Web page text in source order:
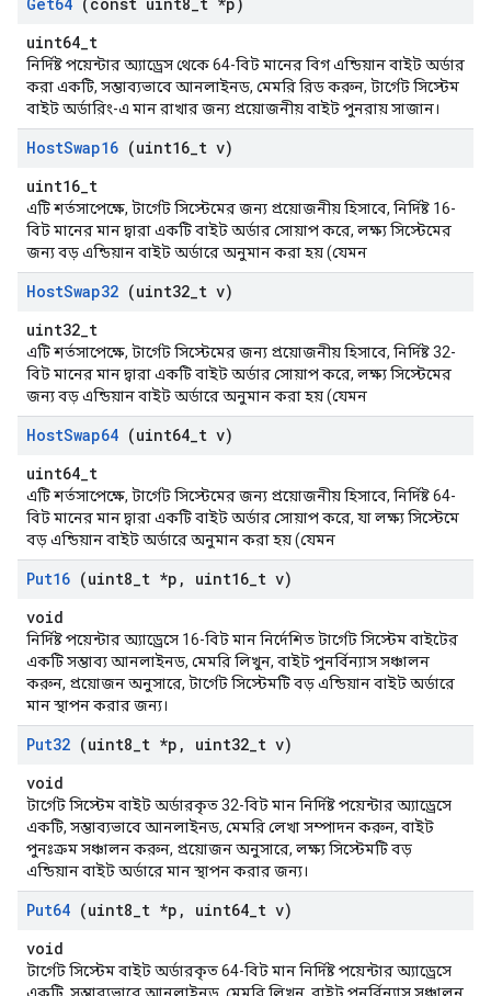
uint64_t
নির্দিষ্ট পয়েন্টার অ্যাড্রেস থেকে 64-বিট মানের বিগ এন্ডিয়ান বাইট অর্ডার
করা একটি, সম্ভাব্যভাবে আনলাইনড, মেমরি রিড করুন, টার্গেট সিস্টেম
বাইট অর্ডারিং-এ মান রাখার জন্য প্রয়োজনীয় বাইট পুনরায় সাজান।
HostSwap16 (uint16 t v)
uint16_t
এটি শর্তসাপেক্ষে, টার্গেট সিস্টেমের জন্য প্রয়োজনীয় হিসাবে, নির্দিষ্ট 16-
বিট মানের মান দ্বারা একটি বাইট অর্ডার সোয়াপ করে, লক্ষ্য সিস্টেমের
জন্য বড় এন্ডিয়ান বাইট অর্ডারে অনুমান করা হয় (যেমন
HostSwap32 (uint32 t v)
uint32_t
এটি শর্তসাপেক্ষে, টার্গেট সিস্টেমের জন্য প্রয়োজনীয় হিসাবে, নির্দিষ্ট 32-
বিট মানের মান দ্বারা একটি বাইট অর্ডার সোয়াপ করে, লক্ষ্য সিস্টেমের
জন্য বড় এন্ডিয়ান বাইট অর্ডারে অনুমান করা হয় (যেমন
HostSwap64 (uint64 t v)
uint64_t
এটি শর্তসাপেক্ষে, টার্গেট সিস্টেমের জন্য প্রয়োজনীয় হিসাবে, নির্দিষ্ট 64-
বিট মানের মান দ্বারা একটি বাইট অর্ডার সোয়াপ করে, যা লক্ষ্য সিস্টেমে
বড় এন্ডিয়ান বাইট অর্ডারে অনুমান করা হয় (যেমন
Put16 (uint8 t *p , uint16 t v)
void
নির্দিষ্ট পয়েন্টার অ্যাড্রেসে 16-বিট মান নির্দেশিত টার্গেট সিস্টেম বাইটের
একটি সম্ভাব্য আনলাইনড, মেমরি লিখুন, বাইট পুনর্বিন্যাস সঞ্চালন
করুন, প্রয়োজন অনুসারে, টার্গেট সিস্টেমটি বড় এন্ডিয়ান বাইট অর্ডারে
মান স্থাপন করার জন্য।
Put32 (uint8 t *p , uint32 t v)
void
টার্গেট সিস্টেম বাইট অর্ডারকৃত 32-বিট মান নির্দিষ্ট পয়েন্টার অ্যাড্রেসে
একটি, সম্ভাব্যভাবে আনলাইনড, মেমরি লেখা সম্পাদন করুন, বাইট
পুনঃক্রম সঞ্চালন করুন, প্রয়োজন অনুসারে, লক্ষ্য সিস্টেমটি বড়
এন্ডিয়ান বাইট অর্ডারে মান স্থাপন করার জন্য।
Put64 (uint8 t *p , uint64 t v)
void
টার্গেট সিস্টেম বাইট অর্ডারকৃত 64-বিট মান নির্দিষ্ট পয়েন্টার অ্যাড্রেসে